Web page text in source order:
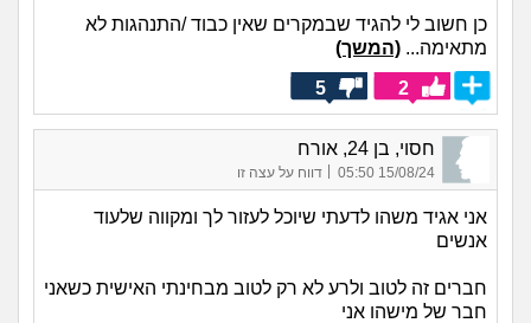
כן חשוב לי להגיד שבמקרים שאין כבוד /התנהגות לא
מתאימה... (המשך)
2
5
חסוי, בן 24, אורח
15/08/24 05:50
| דווח על עצה זו
אני אגיד משהו לדעתי שיוכל לעזור לך ומקווה שלעוד
אנשים
חברים זה לטוב ולרע לא רק לטוב מבחינתי האישית כשאני
חבר של מישהו אני